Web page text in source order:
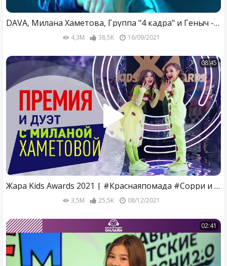
DAVA, Милана Хаметова, Группа "4 кадра" и Геныч - Чёрный бумер
4,3M 38,5K 16/09/2021
08:45
Жара Kids Awards 2021 | #Краснаяпомада #Сорри и моя cуперпремия
3,5M 25,5K 08/12/2021
02:41